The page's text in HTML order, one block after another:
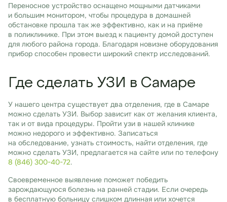
Переносное устройство оснащено мощными датчиками
и большим монитором, чтобы процедура в домашней
обстановке прошла так же эффективно, как и на приёме
в поликлинике. При этом выезд к пациенту домой доступен
для любого района города. Благодаря новизне оборудования
прибор способен провести широкий спектр исследований.
Где сделать УЗИ в Самаре
У нашего центра существует два отделения, где в Самаре
можно сделать УЗИ. Выбор зависит как от желания клиента,
так и от вида процедуры. Пройти узи в нашей клинике
можно недорого и эффективно. Записаться
на обследование, узнать стоимость, найти отделения, где
можно сделать УЗИ, предлагается на сайте или по телефону
8 (846) 300-40-72.
Своевременное выявление поможет победить
зарождающуюся болезнь на ранней стадии. Если очередь
в бесплатную больницу слишком длинная или хочется